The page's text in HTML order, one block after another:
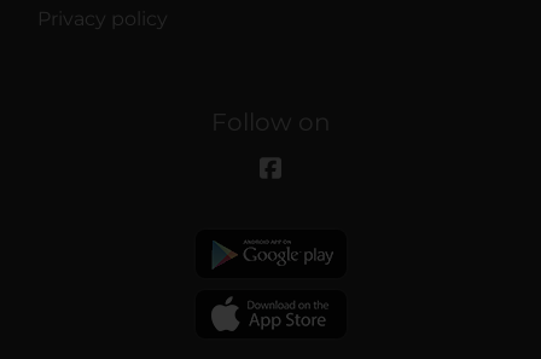
Privacy policy
Follow on